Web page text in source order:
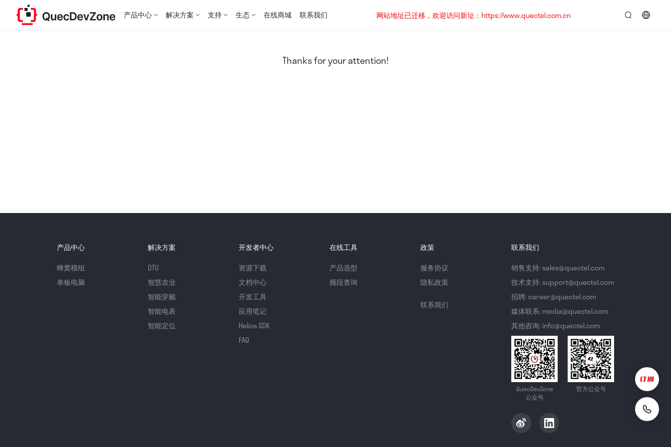
产品中心 解决方案 支持 生态 在线商城 联系我们
网站地址已迁移，欢迎访问新址：https://www.quectel.com.cn
Thanks for your attention!
产品中心
蜂窝模组
单板电脑
解决方案
DTU
智慧农业
智能穿戴
智能电表
智能定位
开发者中心
资源下载
文档中心
开发工具
应用笔记
Helios SDK
FAQ
在线工具
产品选型
频段查询
政策
服务协议
隐私政策
联系我们
联系我们
销售支持: sales@quectel.com
技术支持: support@quectel.com
招聘: career@quectel.com
媒体联系: media@quectel.com
其他咨询: info@quectel.com
QuecDevZone
公众号
官方公众号